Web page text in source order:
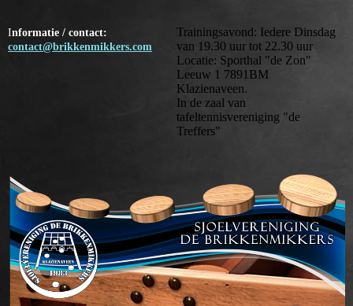
Informatie / contact:
contact@brikkenmikkers.com
Trainingsavond: Iedere Dinsdag
van 19.30 uur tot 22.30 uur
Locatie: Sporthal "de Zon"
Leeuw 1 7891BM
Klazienaveen.
In de zaal van
tafeltennisvereniging "de
Treffers"